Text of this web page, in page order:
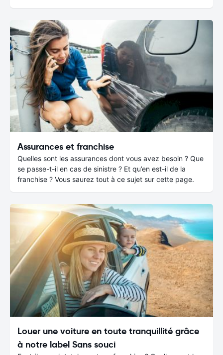
Assurances et franchise
Quelles sont les assurances dont vous avez besoin ? Que
se passe-t-il en cas de sinistre ? Et qu’en est-il de la
franchise ? Vous saurez tout à ce sujet sur cette page.
Louer une voiture en toute tranquillité grâce
à notre label Sans souci